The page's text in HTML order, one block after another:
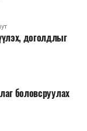
доголдлыг
боловсруулах